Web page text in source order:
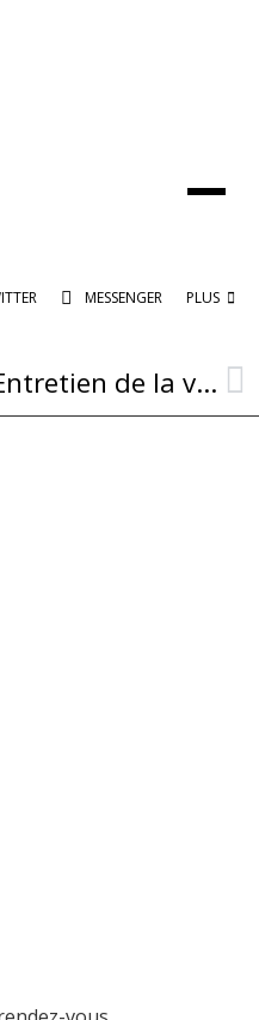
MESSENGER PLUS
Entretien de la voirie